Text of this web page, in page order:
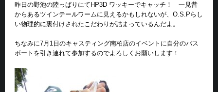
昨日の野池の陸っぱりにてHP3D ワッキーでキャッチ！ 一見昔
からあるツインテールワームに見えるかもしれないが、O.S.Pらし
い物理的に裏付けされたこだわりが詰まっているんだよ。
ちなみに7月1日のキャスティング南柏店のイベントに自分のバス
ボートを引き連れて参加するのでよろしくお願いします！